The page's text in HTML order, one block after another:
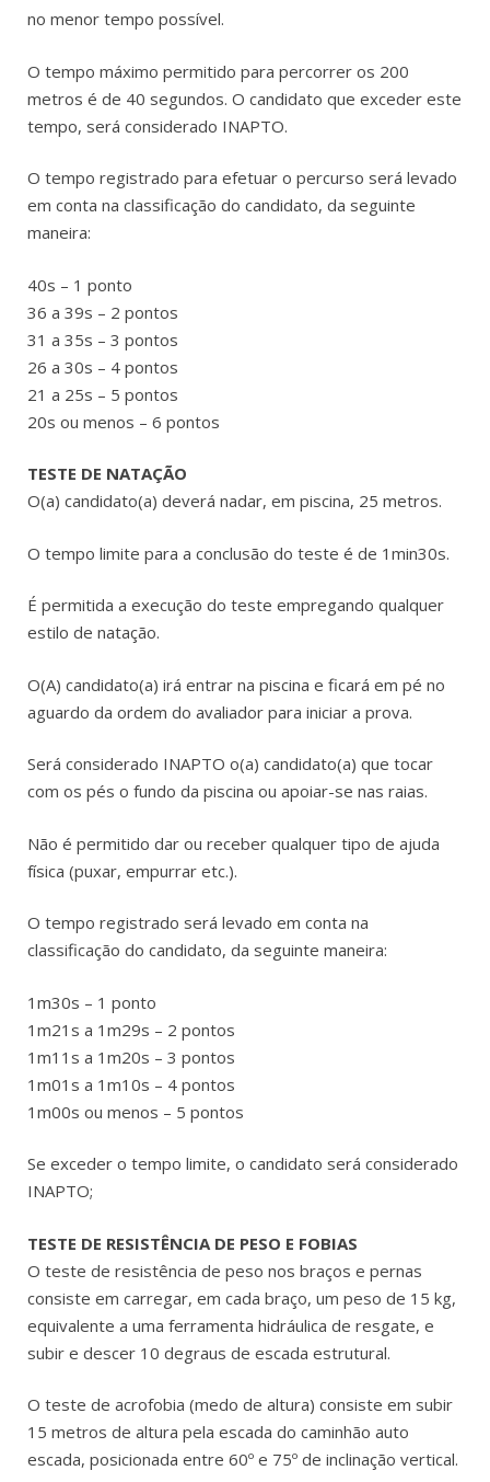
no menor tempo possível.
O tempo máximo permitido para percorrer os 200
metros é de 40 segundos. O candidato que exceder este
tempo, será considerado INAPTO.
O tempo registrado para efetuar o percurso será levado
em conta na classificação do candidato, da seguinte
maneira:
40s – 1 ponto
36 a 39s – 2 pontos
31 a 35s – 3 pontos
26 a 30s – 4 pontos
21 a 25s – 5 pontos
20s ou menos – 6 pontos
TESTE DE NATAÇÃO
O(a) candidato(a) deverá nadar, em piscina, 25 metros.
O tempo limite para a conclusão do teste é de 1min30s.
É permitida a execução do teste empregando qualquer
estilo de natação.
O(A) candidato(a) irá entrar na piscina e ficará em pé no
aguardo da ordem do avaliador para iniciar a prova.
Será considerado INAPTO o(a) candidato(a) que tocar
com os pés o fundo da piscina ou apoiar-se nas raias.
Não é permitido dar ou receber qualquer tipo de ajuda
física (puxar, empurrar etc.).
O tempo registrado será levado em conta na
classificação do candidato, da seguinte maneira:
1m30s – 1 ponto
1m21s a 1m29s – 2 pontos
1m11s a 1m20s – 3 pontos
1m01s a 1m10s – 4 pontos
1m00s ou menos – 5 pontos
Se exceder o tempo limite, o candidato será considerado
INAPTO;
TESTE DE RESISTÊNCIA DE PESO E FOBIAS
O teste de resistência de peso nos braços e pernas
consiste em carregar, em cada braço, um peso de 15 kg,
equivalente a uma ferramenta hidráulica de resgate, e
subir e descer 10 degraus de escada estrutural.
O teste de acrofobia (medo de altura) consiste em subir
15 metros de altura pela escada do caminhão auto
escada, posicionada entre 60º e 75º de inclinação vertical.